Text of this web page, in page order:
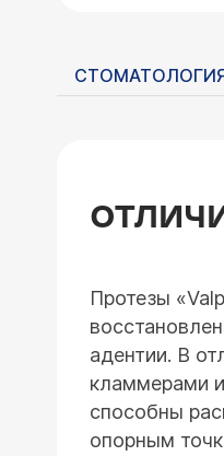
Протезы
адентии. В
кламмерами
способны
опорным